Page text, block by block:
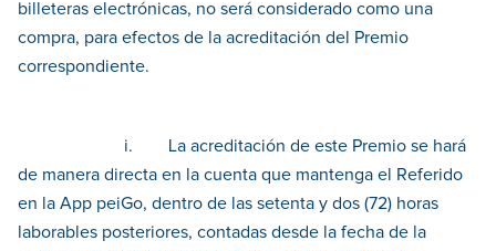
billeteras electrónicas, no será considerado como una
compra, para efectos de la acreditación del Premio
correspondiente.
i. La acreditación de este Premio se hará
de manera directa en la cuenta que mantenga el Referido
en la App peiGo, dentro de las setenta y dos (72) horas
laborables posteriores, contadas desde la fecha de la